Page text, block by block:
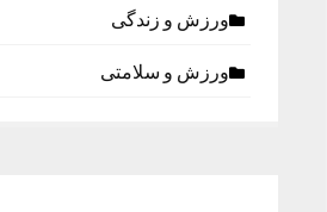
ورزش و زندگی
ورزش و سلامتی